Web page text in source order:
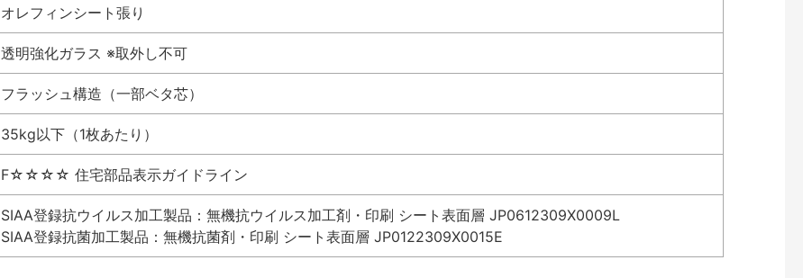
オレフィンシート張り
透明強化ガラス ※取外し不可
フラッシュ構造（一部ベタ芯）
35kg以下（1枚あたり）
F☆☆☆☆ 住宅部品表示ガイドライン
SIAA登録抗ウイルス加工製品：無機抗ウイルス加工剤・印刷 シート表面層 JP0612309X0009L
SIAA登録抗菌加工製品：無機抗菌剤・印刷 シート表面層 JP0122309X0015E